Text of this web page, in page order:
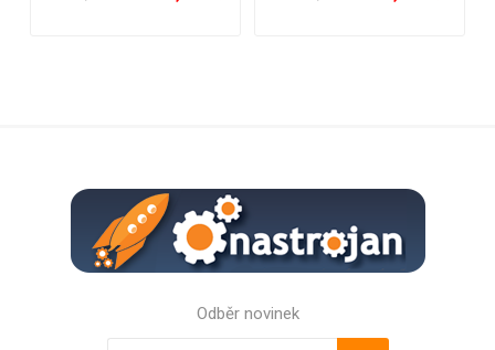
Odběr novinek